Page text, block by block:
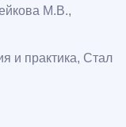
М.В.,
и практика, Стал